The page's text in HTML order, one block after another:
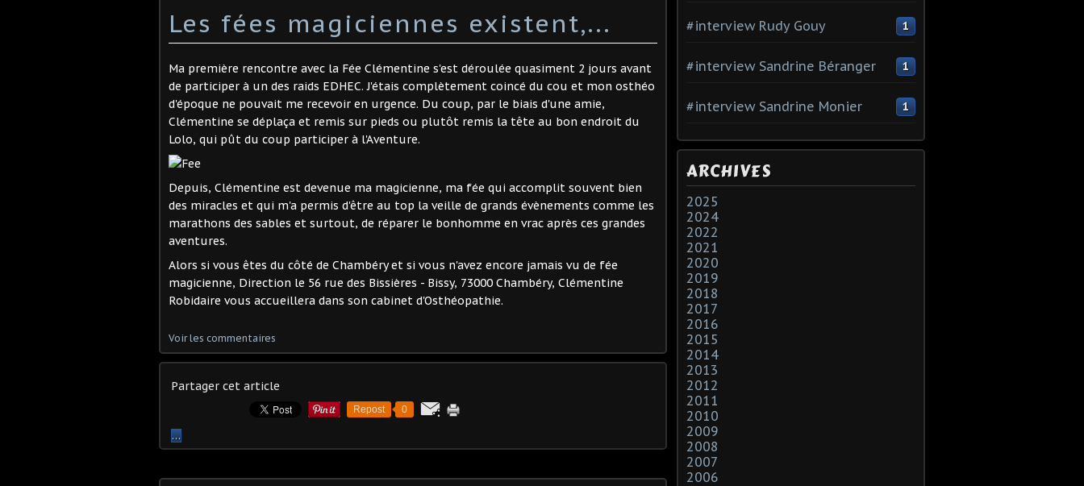
Les fées magiciennes existent,...
Ma première rencontre avec la Fée Clémentine s'est déroulée quasiment 2 jours avant
de participer à un des raids EDHEC. J'étais complètement coincé du cou et mon osthéo
d'époque ne pouvait me recevoir en urgence. Du coup, par le biais d'une amie,
Clémentine se déplaça et remis sur pieds ou plutôt remis la tête au bon endroit du
Lolo, qui pût du coup participer à l'Aventure.
Depuis, Clémentine est devenue ma magicienne, ma fée qui accomplit souvent bien
des miracles et qui m'a permis d'être au top la veille de grands évènements comme les
marathons des sables et surtout, de réparer le bonhomme en vrac après ces grandes
aventures.
Alors si vous êtes du côté de Chambéry et si vous n'avez encore jamais vu de fée
magicienne, Direction le 56 rue des Bissières - Bissy, 73000 Chambéry, Clémentine
Robidaire vous accueillera dans son cabinet d'Osthéopathie.
Voir les commentaires
Partager cet article
Repost 0
…
#interview Rudy Gouy 1
#interview Sandrine Béranger 1
#interview Sandrine Monier 1
ARCHIVES
2025
2024
2022
2021
2020
2019
2018
2017
2016
2015
2014
2013
2012
2011
2010
2009
2008
2007
2006